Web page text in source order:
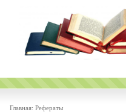
Главная: Рефераты